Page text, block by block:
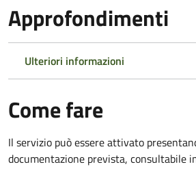
Approfondimenti
Ulteriori informazioni
Come fare
Il servizio può essere attivato
documentazione prevista, consultabile